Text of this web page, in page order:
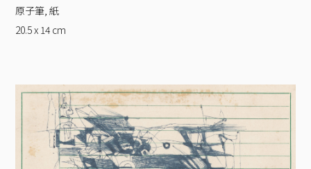
原子筆, 紙
20.5 x 14 cm